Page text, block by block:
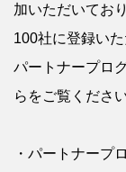
加いただいてお
100社に登録いた
パートナープロ
らをご覧ください
・パートナープ